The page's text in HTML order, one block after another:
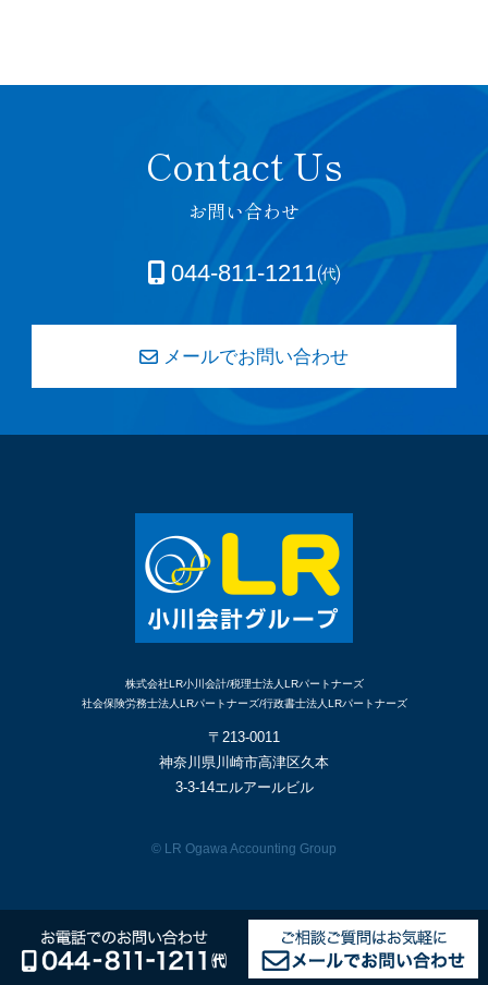
お問い合わせ
044-811-1211㈹
メールでお問い合わせ
株式会社LR小川会計/税理士法人LRパートナーズ
社会保険労務士法人LRパートナーズ/行政書士法人LRパートナーズ
〒213-0011
神奈川県川崎市高津区久本
3-3-14エルアールビル
© LR Ogawa Accounting Group